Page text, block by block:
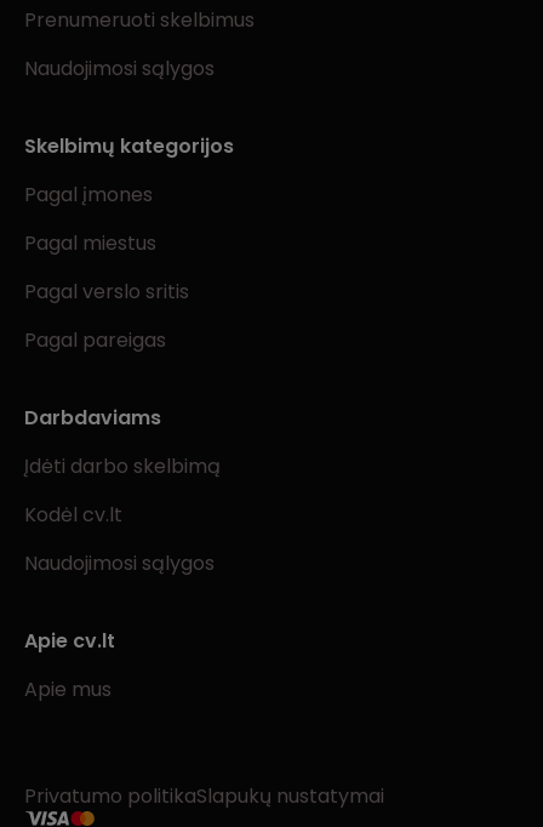
Prenumeruoti skelbimus
Naudojimosi sąlygos
Skelbimų kategorijos
Pagal įmones
Pagal miestus
Pagal verslo sritis
Pagal pareigas
Darbdaviams
Įdėti darbo skelbimą
Kodėl cv.lt
Naudojimosi sąlygos
Apie cv.lt
Apie mus
Privatumo politikaSlapukų nustatymai